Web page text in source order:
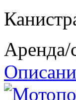
Аренда/